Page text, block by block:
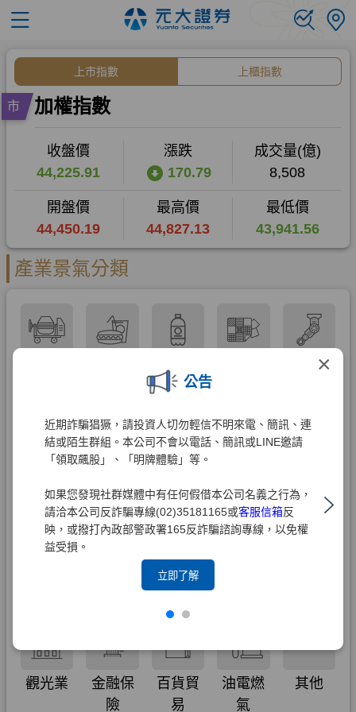
×
公告
近期詐騙猖獗，請投資人切勿輕信不明來電、簡訊、連
結或陌生群組。本公司不會以電話、簡訊或LINE邀請
「領取飆股」、「明牌體驗」等。
如果您發現社群媒體中有任何假借本公司名義之行為，
請洽本公司反詐騙專線(02)35181165或客服信箱反
映，或撥打內政部警政署165反詐騙諮詢專線，以免權
益受損。
立即了解